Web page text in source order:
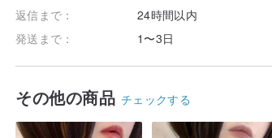
返信まで：
24時間以内
発送まで：
1〜3日
その他の商品 チェックする